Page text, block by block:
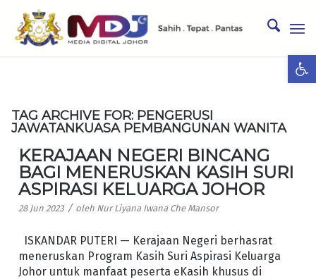
TAG ARCHIVE FOR: PENGERUSI
JAWATANKUASA PEMBANGUNAN WANITA
KERAJAAN NEGERI BINCANG
BAGI MENERUSKAN KASIH SURI
ASPIRASI KELUARGA JOHOR
28 Jun 2023 / oleh Nur Liyana Iwana Che Mansor
ISKANDAR PUTERI — Kerajaan Negeri berhasrat
meneruskan Program Kasih Suri Aspirasi Keluarga
Johor untuk manfaat peserta eKasih khusus di